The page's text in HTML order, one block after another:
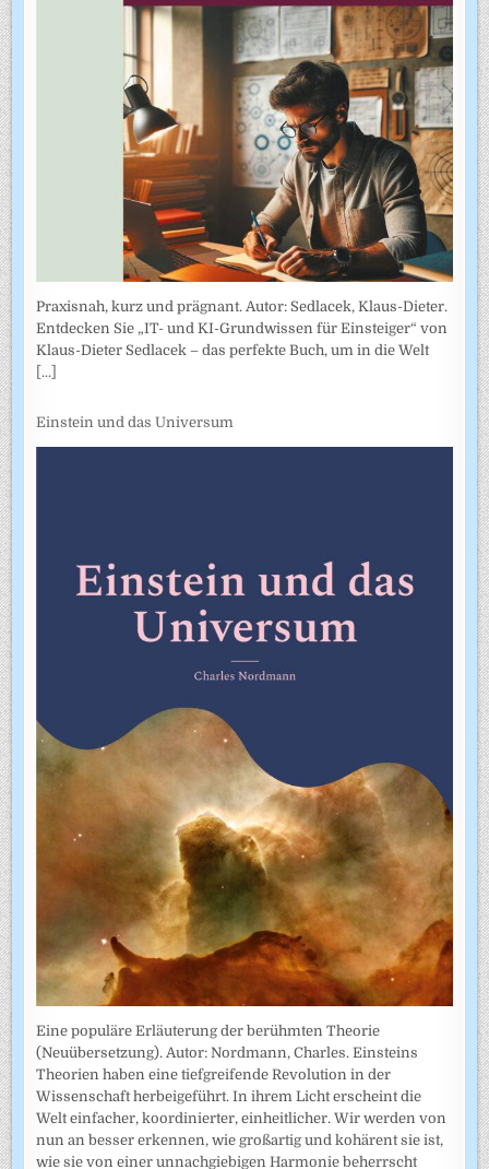
Praxisnah, kurz und prägnant. Autor: Sedlacek, Klaus-Dieter.
Entdecken Sie „IT- und KI-Grundwissen für Einsteiger“ von
Klaus-Dieter Sedlacek – das perfekte Buch, um in die Welt
[...]
Einstein und das Universum
Eine populäre Erläuterung der berühmten Theorie
(Neuübersetzung). Autor: Nordmann, Charles. Einsteins
Theorien haben eine tiefgreifende Revolution in der
Wissenschaft herbeigeführt. In ihrem Licht erscheint die
Welt einfacher, koordinierter, einheitlicher. Wir werden von
nun an besser erkennen, wie großartig und kohärent sie ist,
wie sie von einer unnachgiebigen Harmonie beherrscht